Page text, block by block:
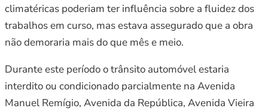
climatéricas poderiam ter influência sobre a fluidez dos
trabalhos em curso, mas estava assegurado que a obra
não demoraria mais do que mês e meio.
Durante este período o trânsito automóvel estaria
interdito ou condicionado parcialmente na Avenida
Manuel Remígio, Avenida da República, Avenida Vieira